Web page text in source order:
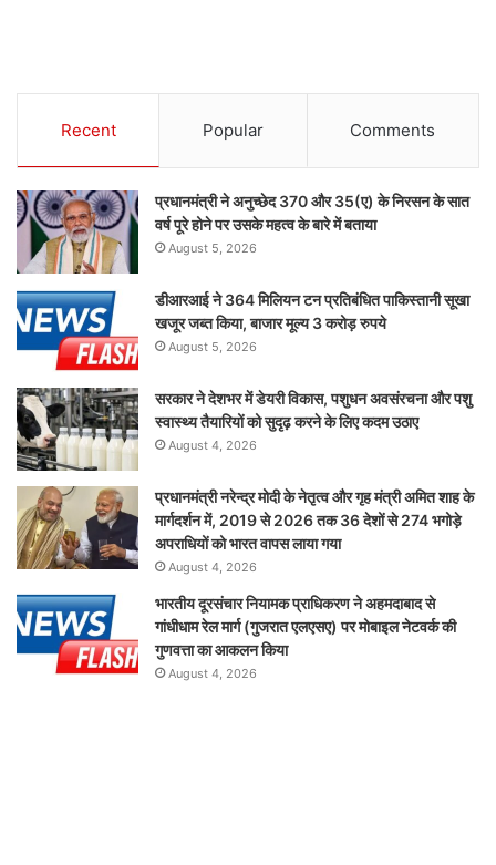
Recent Popular Comments
प्रधानमंत्री ने अनुच्छेद 370 और 35(ए) के निरसन के सात
वर्ष पूरे होने पर उसके महत्व के बारे में बताया
August 5, 2026
डीआरआई ने 364 मिलियन टन प्रतिबंधित पाकिस्तानी सूखा
खजूर जब्त किया, बाजार मूल्य 3 करोड़ रुपये
August 5, 2026
सरकार ने देशभर में डेयरी विकास, पशुधन अवसंरचना और पशु
स्वास्थ्य तैयारियों को सुदृढ़ करने के लिए कदम उठाए
August 4, 2026
प्रधानमंत्री नरेन्द्र मोदी के नेतृत्व और गृह मंत्री अमित शाह के
मार्गदर्शन में, 2019 से 2026 तक 36 देशों से 274 भगोड़े
अपराधियों को भारत वापस लाया गया
August 4, 2026
भारतीय दूरसंचार नियामक प्राधिकरण ने अहमदाबाद से
गांधीधाम रेल मार्ग (गुजरात एलएसए) पर मोबाइल नेटवर्क की
गुणवत्ता का आकलन किया
August 4, 2026